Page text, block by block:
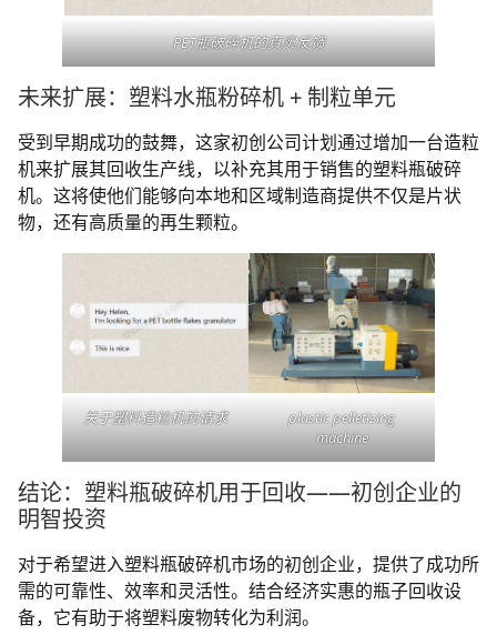
PET瓶破碎机的真实反馈
未来扩展：塑料水瓶粉碎机 + 制粒单元
受到早期成功的鼓舞，这家初创公司计划通过增加一台造粒
机来扩展其回收生产线，以补充其用于销售的塑料瓶破碎
机。这将使他们能够向本地和区域制造商提供不仅是片状
物，还有高质量的再生颗粒。
关于塑料造粒机的请求
plastic pelletizing
machine
结论：塑料瓶破碎机用于回收——初创企业的
明智投资
对于希望进入塑料瓶破碎机市场的初创企业，提供了成功所
需的可靠性、效率和灵活性。结合经济实惠的瓶子回收设
备，它有助于将塑料废物转化为利润。